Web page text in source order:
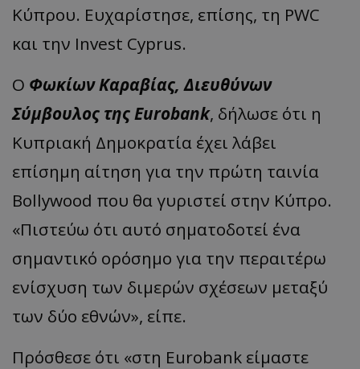
Κύπρου. Ευχαρίστησε, επίσης, τη PWC
και την Invest Cyprus.
Ο Φωκίων Καραβίας, Διευθύνων
Σύμβουλος της Eurobank, δήλωσε ότι η
Κυπριακή Δημοκρατία έχει λάβει
επίσημη αίτηση για την πρώτη ταινία
Bollywood που θα γυριστεί στην Κύπρο.
«Πιστεύω ότι αυτό σηματοδοτεί ένα
σημαντικό ορόσημο για την περαιτέρω
ενίσχυση των διμερών σχέσεων μεταξύ
των δύο εθνών», είπε.
Πρόσθεσε ότι «στη Eurobank είμαστε